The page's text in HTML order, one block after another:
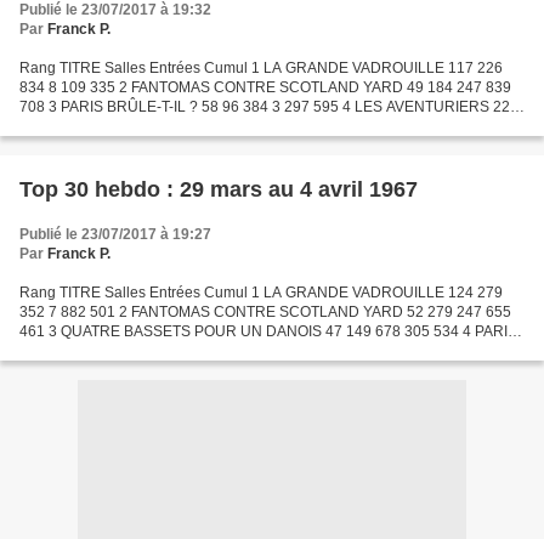
Publié le 23/07/2017 à 19:32
Par Franck P.
Rang TITRE Salles Entrées Cumul 1 LA GRANDE VADROUILLE 117 226
834 8 109 335 2 FANTOMAS CONTRE SCOTLAND YARD 49 184 247 839
708 3 PARIS BRÛLE-T-IL ? 58 96 384 3 297 595 4 LES AVENTURIERS 22
Top 30 hebdo : 29 mars au 4 avril 1967
Publié le 23/07/2017 à 19:27
Par Franck P.
Rang TITRE Salles Entrées Cumul 1 LA GRANDE VADROUILLE 124 279
352 7 882 501 2 FANTOMAS CONTRE SCOTLAND YARD 52 279 247 655
461 3 QUATRE BASSETS POUR UN DANOIS 47 149 678 305 534 4 PARIS
110...